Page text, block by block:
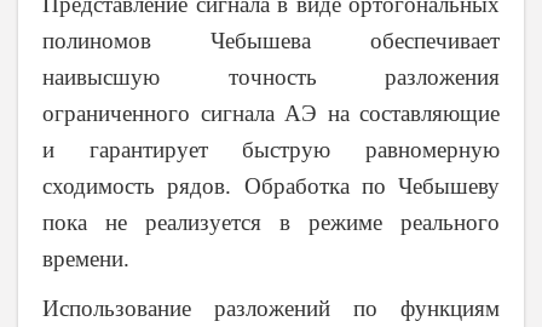
полиномов Чебышева обеспечивает
наивысшую точность разложения
ограниченного сигнала АЭ на составляющие
и гарантирует быструю равномерную
сходимость рядов. Обработка по Чебышеву
пока не реализуется в режиме реального
времени.
Использование разложений по функциям